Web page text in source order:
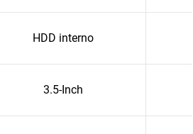
HDD interno
3.5-Inch